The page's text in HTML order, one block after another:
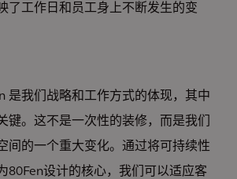
了工作日和员工身上不断发生的变
是我们战略和工作方式的体现，其中
键。这不是一次性的装修，而是我们
间的一个重大变化。通过将可持续性
80Fen设计的核心，我们可以适应客